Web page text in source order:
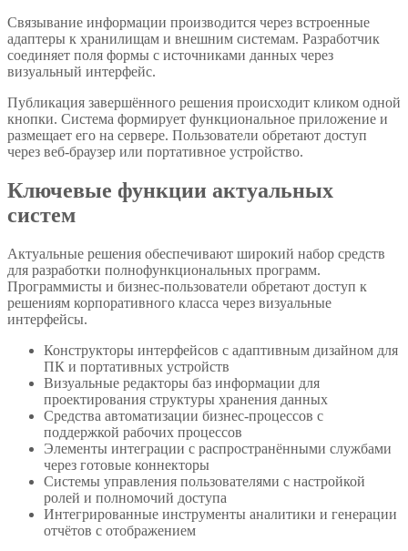
Связывание информации производится через встроенные
адаптеры к хранилищам и внешним системам. Разработчик
соединяет поля формы с источниками данных через
визуальный интерфейс.
Публикация завершённого решения происходит кликом одной
кнопки. Система формирует функциональное приложение и
размещает его на сервере. Пользователи обретают доступ
через веб-браузер или портативное устройство.
Ключевые функции актуальных
систем
Актуальные решения обеспечивают широкий набор средств
для разработки полнофункциональных программ.
Программисты и бизнес-пользователи обретают доступ к
решениям корпоративного класса через визуальные
интерфейсы.
Конструкторы интерфейсов с адаптивным дизайном для
ПК и портативных устройств
Визуальные редакторы баз информации для
проектирования структуры хранения данных
Средства автоматизации бизнес-процессов с
поддержкой рабочих процессов
Элементы интеграции с распространёнными службами
через готовые коннекторы
Системы управления пользователями с настройкой
ролей и полномочий доступа
Интегрированные инструменты аналитики и генерации
отчётов с отображением